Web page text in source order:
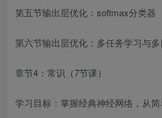
第五节输出层优化：softmax分类器
第六节输出层优化：多任务学习与
章节4：常识（7节课）
学习目标：掌握经典神经网络，从